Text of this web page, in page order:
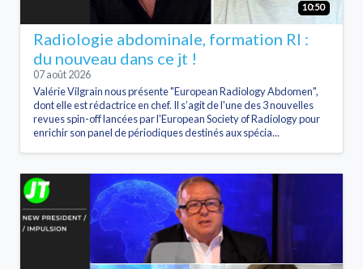
10:50
Radiologie abdominale, formation RI :
du nouveau dans ce jt !
07 août 2026
Valérie Vilgrain nous présente "European Radiology Abdomen",
dont elle est rédactrice en chef. Il s’agit de l'une des 3 nouvelles
revues spin-off lancées par l'European Society of Radiology pour
enrichir son panel de périodiques destinés aux spécia...